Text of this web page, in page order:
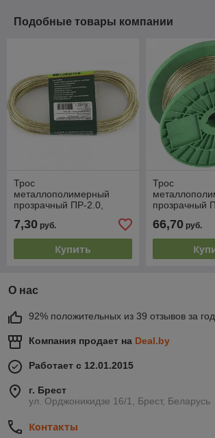
Подобные товары компании
Трос
металлополимерный
прозрачный ПР-2.0,
20м.п.) // СИБРТЕХ
Россия
7,30 руб.
Купить
Трос
прозрачный
(2,5мм
200м.п.) //
Россия
66,70руб.
О нас
92% положительных из 39 отзывов за год
Компания продает на Deal.by
Работает с 12.01.2015
г. Брест
ул. Орджоникидзе 16/1, Брест, Беларусь
Контакты